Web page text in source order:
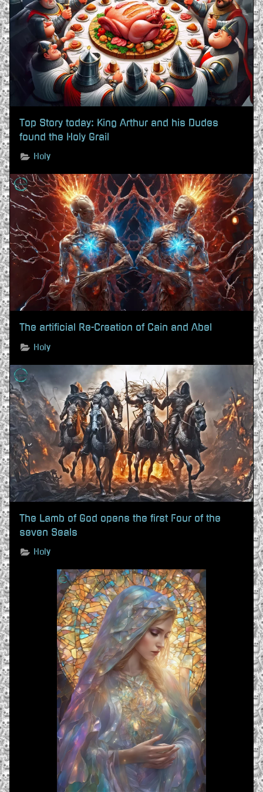
Top Story today: King Arthur and his Dudes
found the Holy Grail
Holy
The artificial Re-Creation of Cain and Abel
Holy
The Lamb of God opens the first Four of the
seven Seals
Holy